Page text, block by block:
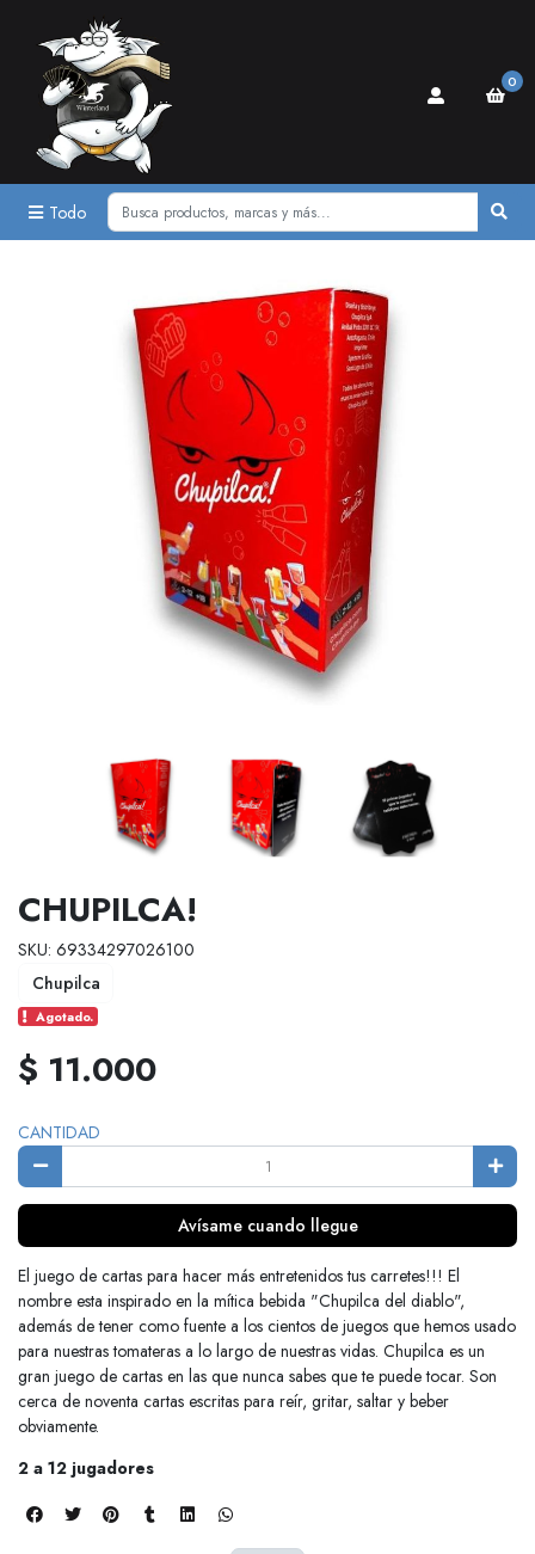
Todo
0
CHUPILCA!
SKU: 69334297026100
Chupilca
Agotado.
$ 11.000
CANTIDAD
Avísame cuando llegue
El juego de cartas para hacer más entretenidos tus carretes!!! El
nombre esta inspirado en la mítica bebida "Chupilca del diablo",
además de tener como fuente a los cientos de juegos que hemos usado
para nuestras tomateras a lo largo de nuestras vidas. Chupilca es un
gran juego de cartas en las que nunca sabes que te puede tocar. Son
cerca de noventa cartas escritas para reír, gritar, saltar y beber
obviamente.
2 a 12 jugadores